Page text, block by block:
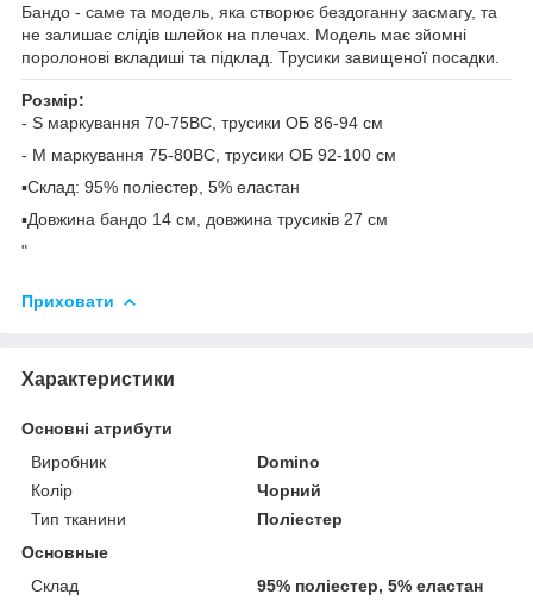
Бандо - саме та модель, яка створює бездоганну засмагу, та
не залишає слідів шлейок на плечах. Модель має зйомні
поролонові вкладиші та підклад. Трусики завищеної посадки.
Розмір:
- S маркування 70-75ВС, трусики ОБ 86-94 см
- M маркування 75-80ВС, трусики ОБ 92-100 см
▪️Склад: 95% поліестер, 5% еластан
▪️Довжина бандо 14 см, довжина трусиків 27 см
"
Приховати
Характеристики
Основні атрибути
Виробник
Domino
Колір
Чорний
Тип тканини
Поліестер
Основные
Склад
95% поліестер, 5% еластан